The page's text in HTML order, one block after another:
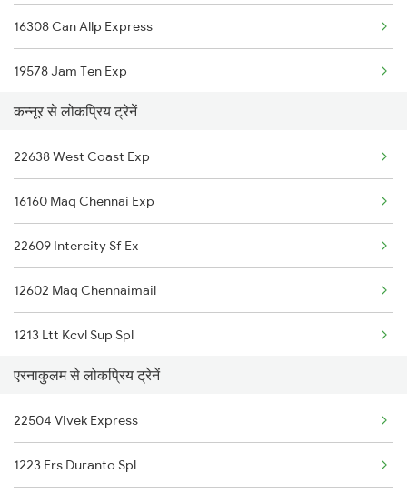
Ernakulam to Chirala Trains
Ernakulam to Kanpur Trains
Ernakulam to Chengannur Trains
16308 Can Allp Express
19578 Jam Ten Exp
16649 Parasuram Exp
20631 Maq Tvc Vb Exp
16345 Netravati Exp
16605 Ernad Express
16306 Can Ers Express
20633 Tvc Vandebharat
22150 Pune Ers Sf Exp
12432 Tvc Rajdhani
16348 Trivandrum Exp
कन्नूर से लोकप्रिय ट्रेनें
22638 West Coast Exp
16160 Maq Chennai Exp
22609 Intercity Sf Ex
12602 Maq Chennaimail
1213 Ltt Kcvl Sup Spl
1214 Kcvl Ltt Sf Exp
2081 Jan Shatabdi
2082 Jan Shatabdi
एरनाकुलम से लोकप्रिय ट्रेनें
22504 Vivek Express
1223 Ers Duranto Spl